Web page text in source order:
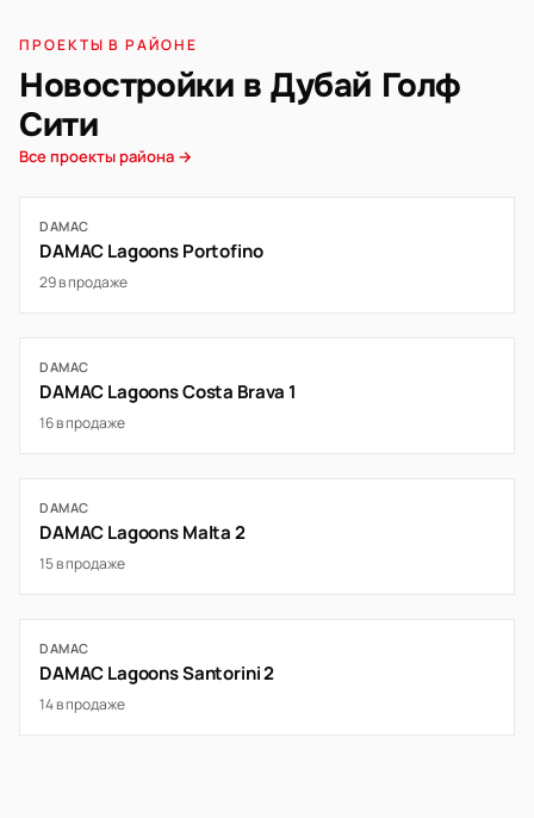
ПРОЕКТЫ В РАЙОНЕ
Новостройки в Дубай Голф
Сити
Все проекты района →
DAMAC
DAMAC Lagoons Portofino
29 в продаже
DAMAC
DAMAC Lagoons Costa Brava 1
16 в продаже
DAMAC
DAMAC Lagoons Malta 2
15 в продаже
DAMAC
DAMAC Lagoons Santorini 2
14 в продаже